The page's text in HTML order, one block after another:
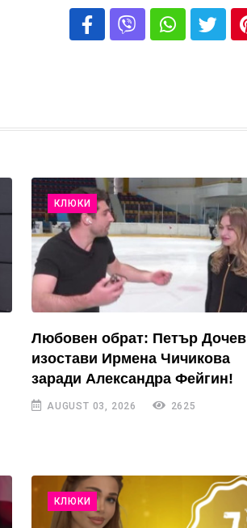
КЛЮКИ
Любовен обрат: Петър Дочев
изостави Ирмена Чичикова
заради Александра Фейгин!
AUGUST 03, 2026 2625
КЛЮКИ